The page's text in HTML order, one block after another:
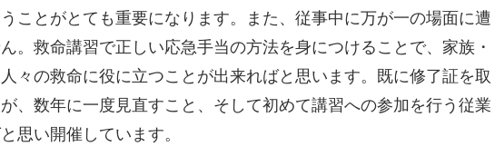
ことがとても重要になります。また、従事中に万が一の場面に遭
。救命講習で正しい応急手当の方法を身につけることで、家族・
々の救命に役に立つことが出来ればと思います。既に修了証を取
、数年に一度見直すこと、そして初めて講習への参加を行う従業
思い開催しています。